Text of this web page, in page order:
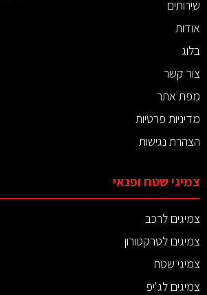
שירותים
אודות
בלוג
צור קשר
מפת אתר
מדיניות פרטיות
הצהרת נגישות
צמיגי שטח ופנאי
צמיגים לרכב
צמיגים לטרקטורון
צמיגי שטח
צמיגים לג'יפ